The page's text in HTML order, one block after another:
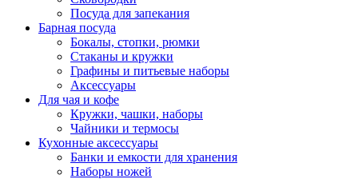
Посуда для запекания
Барная посуда
Бокалы, стопки, рюмки
Стаканы и кружки
Графины и питьевые наборы
Аксессуары
Для чая и кофе
Кружки, чашки, наборы
Чайники и термосы
Кухонные аксессуары
Банки и емкости для хранения
Наборы ножей